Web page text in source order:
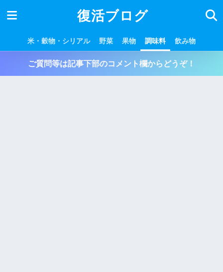
復活ブログ
米・穀物・シリアル 野菜 果物 調味料 飲み物
ご質問等は記事下部のコメント欄からどうぞ！